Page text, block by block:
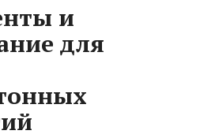
и
для